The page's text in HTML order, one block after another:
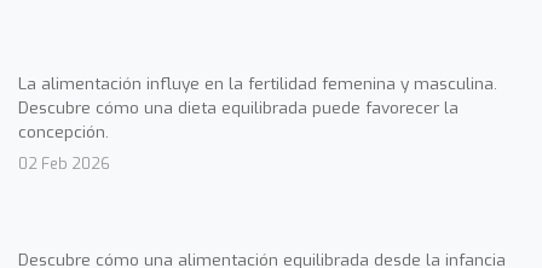
La alimentación influye en la fertilidad femenina y masculina.
Descubre cómo una dieta equilibrada puede favorecer la
concepción.
02 Feb 2026
Descubre cómo una alimentación equilibrada desde la infancia